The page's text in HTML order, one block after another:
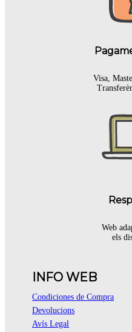
Visa,
Web
els
INFO WEB
Condiciones de Compra
Devolucions
Avís Legal